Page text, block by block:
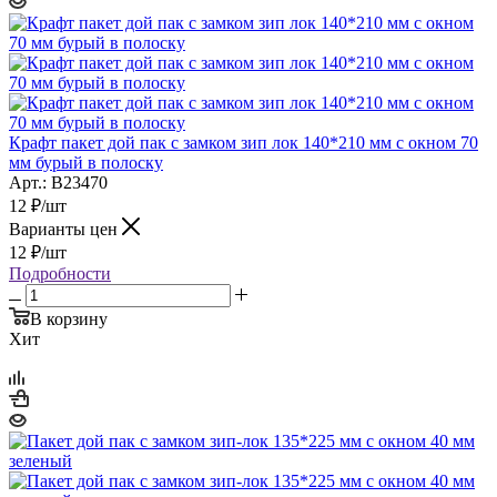
Крафт пакет дой пак с замком зип лок 140*210 мм с окном 70
мм бурый в полоску
Арт.: B23470
12 ₽/шт
Варианты цен
12 ₽/шт
Подробности
В корзину
Хит